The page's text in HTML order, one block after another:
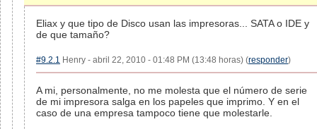
Eliax y que tipo de Disco usan las impresoras... SATA o IDE y
de que tamaño?
#9.2.1 Henry - abril 22, 2010 - 01:48 PM (13:48 horas) (responder)
A mi, personalmente, no me molesta que el número de serie
de mi impresora salga en los papeles que imprimo. Y en el
caso de una empresa tampoco tiene que molestarle.